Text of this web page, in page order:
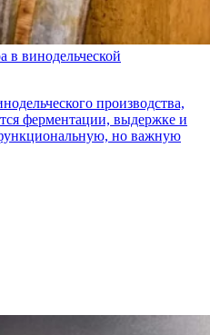
в винодельческой
производства,
ферментации, выдержке и
функциональную, но важную